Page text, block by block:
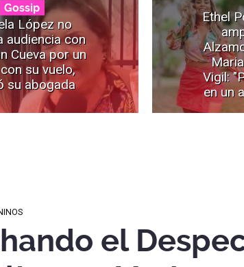
Gossip
López no
audiencia con
Cueva por un
su vuelo,
su abogada
Ethel
Vigil:
en un
el